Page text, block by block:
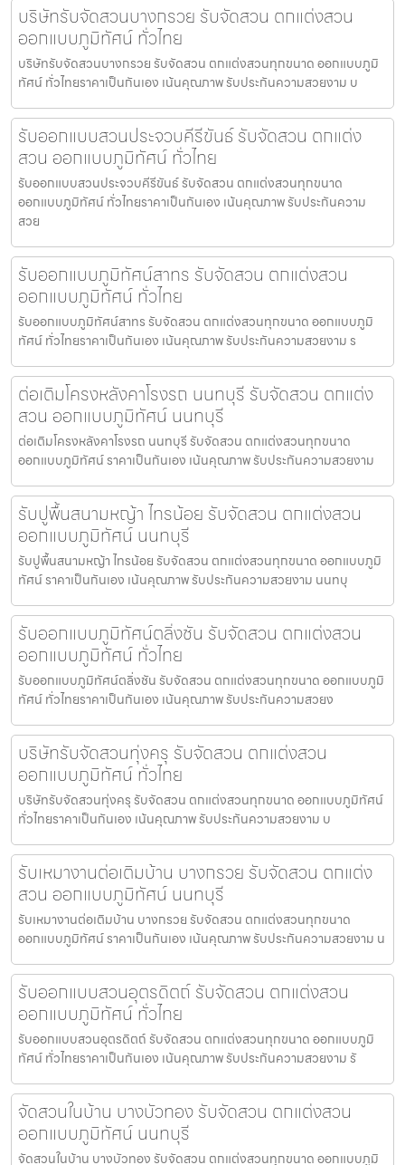
บริษัทรับจัดสวนบางกรวย รับจัดสวน ตกแต่งสวน
ออกแบบภูมิทัศน์ ทั่วไทย
บริษัทรับจัดสวนบางกรวย รับจัดสวน ตกแต่งสวนทุกขนาด ออกแบบภูมิ
ทัศน์ ทั่วไทยราคาเป็นกันเอง เน้นคุณภาพ รับประกันความสวยงาม บ
รับออกแบบสวนประจวบคีรีขันธ์ รับจัดสวน ตกแต่ง
สวน ออกแบบภูมิทัศน์ ทั่วไทย
รับออกแบบสวนประจวบคีรีขันธ์ รับจัดสวน ตกแต่งสวนทุกขนาด
ออกแบบภูมิทัศน์ ทั่วไทยราคาเป็นกันเอง เน้นคุณภาพ รับประกันความ
สวย
รับออกแบบภูมิทัศน์สาทร รับจัดสวน ตกแต่งสวน
ออกแบบภูมิทัศน์ ทั่วไทย
รับออกแบบภูมิทัศน์สาทร รับจัดสวน ตกแต่งสวนทุกขนาด ออกแบบภูมิ
ทัศน์ ทั่วไทยราคาเป็นกันเอง เน้นคุณภาพ รับประกันความสวยงาม ร
ต่อเติมโครงหลังคาโรงรถ นนทบุรี รับจัดสวน ตกแต่ง
สวน ออกแบบภูมิทัศน์ นนทบุรี
ต่อเติมโครงหลังคาโรงรถ นนทบุรี รับจัดสวน ตกแต่งสวนทุกขนาด
ออกแบบภูมิทัศน์ ราคาเป็นกันเอง เน้นคุณภาพ รับประกันความสวยงาม
รับปูพื้นสนามหญ้า ไทรน้อย รับจัดสวน ตกแต่งสวน
ออกแบบภูมิทัศน์ นนทบุรี
รับปูพื้นสนามหญ้า ไทรน้อย รับจัดสวน ตกแต่งสวนทุกขนาด ออกแบบภูมิ
ทัศน์ ราคาเป็นกันเอง เน้นคุณภาพ รับประกันความสวยงาม นนทบุ
รับออกแบบภูมิทัศน์ตลิ่งชัน รับจัดสวน ตกแต่งสวน
ออกแบบภูมิทัศน์ ทั่วไทย
รับออกแบบภูมิทัศน์ตลิ่งชัน รับจัดสวน ตกแต่งสวนทุกขนาด ออกแบบภูมิ
ทัศน์ ทั่วไทยราคาเป็นกันเอง เน้นคุณภาพ รับประกันความสวยง
บริษัทรับจัดสวนทุ่งครุ รับจัดสวน ตกแต่งสวน
ออกแบบภูมิทัศน์ ทั่วไทย
บริษัทรับจัดสวนทุ่งครุ รับจัดสวน ตกแต่งสวนทุกขนาด ออกแบบภูมิทัศน์
ทั่วไทยราคาเป็นกันเอง เน้นคุณภาพ รับประกันความสวยงาม บ
รับเหมางานต่อเติมบ้าน บางกรวย รับจัดสวน ตกแต่ง
สวน ออกแบบภูมิทัศน์ นนทบุรี
รับเหมางานต่อเติมบ้าน บางกรวย รับจัดสวน ตกแต่งสวนทุกขนาด
ออกแบบภูมิทัศน์ ราคาเป็นกันเอง เน้นคุณภาพ รับประกันความสวยงาม น
รับออกแบบสวนอุตรดิตถ์ รับจัดสวน ตกแต่งสวน
ออกแบบภูมิทัศน์ ทั่วไทย
รับออกแบบสวนอุตรดิตถ์ รับจัดสวน ตกแต่งสวนทุกขนาด ออกแบบภูมิ
ทัศน์ ทั่วไทยราคาเป็นกันเอง เน้นคุณภาพ รับประกันความสวยงาม รั
จัดสวนในบ้าน บางบัวทอง รับจัดสวน ตกแต่งสวน
ออกแบบภูมิทัศน์ นนทบุรี
จัดสวนในบ้าน บางบัวทอง รับจัดสวน ตกแต่งสวนทุกขนาด ออกแบบภูมิ